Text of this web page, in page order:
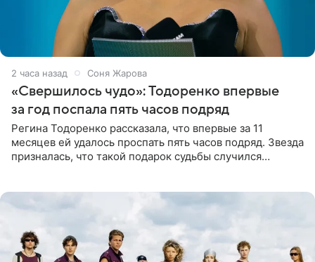
2 часа назад Соня Жарова
«Свершилось чудо»: Тодоренко впервые
за год поспала пять часов подряд
Регина Тодоренко рассказала, что впервые за 11
месяцев ей удалось проспать пять часов подряд. Звезда
призналась, что такой подарок судьбы случился